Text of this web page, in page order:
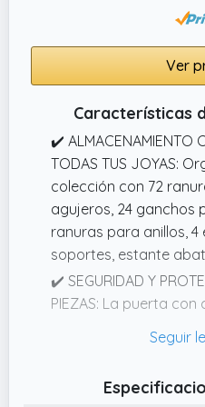
Ver
Características
✔️ ALMACENAMIENTO
TODAS TUS JOYAS:
colección con 72
agujeros, 24 ganchos
ranuras para anillos, 4
soportes, estante
✔️ SEGURIDAD Y
PIEZAS: La puerta
el interior forrado tipo
delicadas